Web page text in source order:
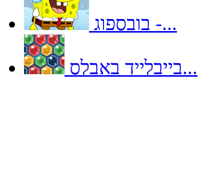
בובספוג -...
בייבלייד באבלס...